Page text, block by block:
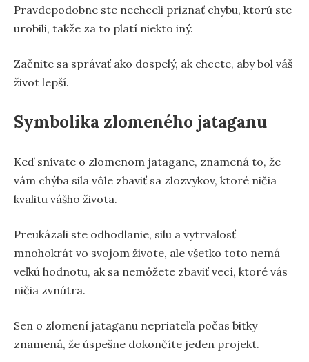
Pravdepodobne ste nechceli priznať chybu, ktorú ste
urobili, takže za to platí niekto iný.
Začnite sa správať ako dospelý, ak chcete, aby bol váš
život lepší.
Symbolika zlomeného jataganu
Keď snívate o zlomenom jatagane, znamená to, že
vám chýba sila vôle zbaviť sa zlozvykov, ktoré ničia
kvalitu vášho života.
Preukázali ste odhodlanie, silu a vytrvalosť
mnohokrát vo svojom živote, ale všetko toto nemá
veľkú hodnotu, ak sa nemôžete zbaviť vecí, ktoré vás
ničia zvnútra.
Sen o zlomení jataganu nepriateľa počas bitky
znamená, že úspešne dokončíte jeden projekt.